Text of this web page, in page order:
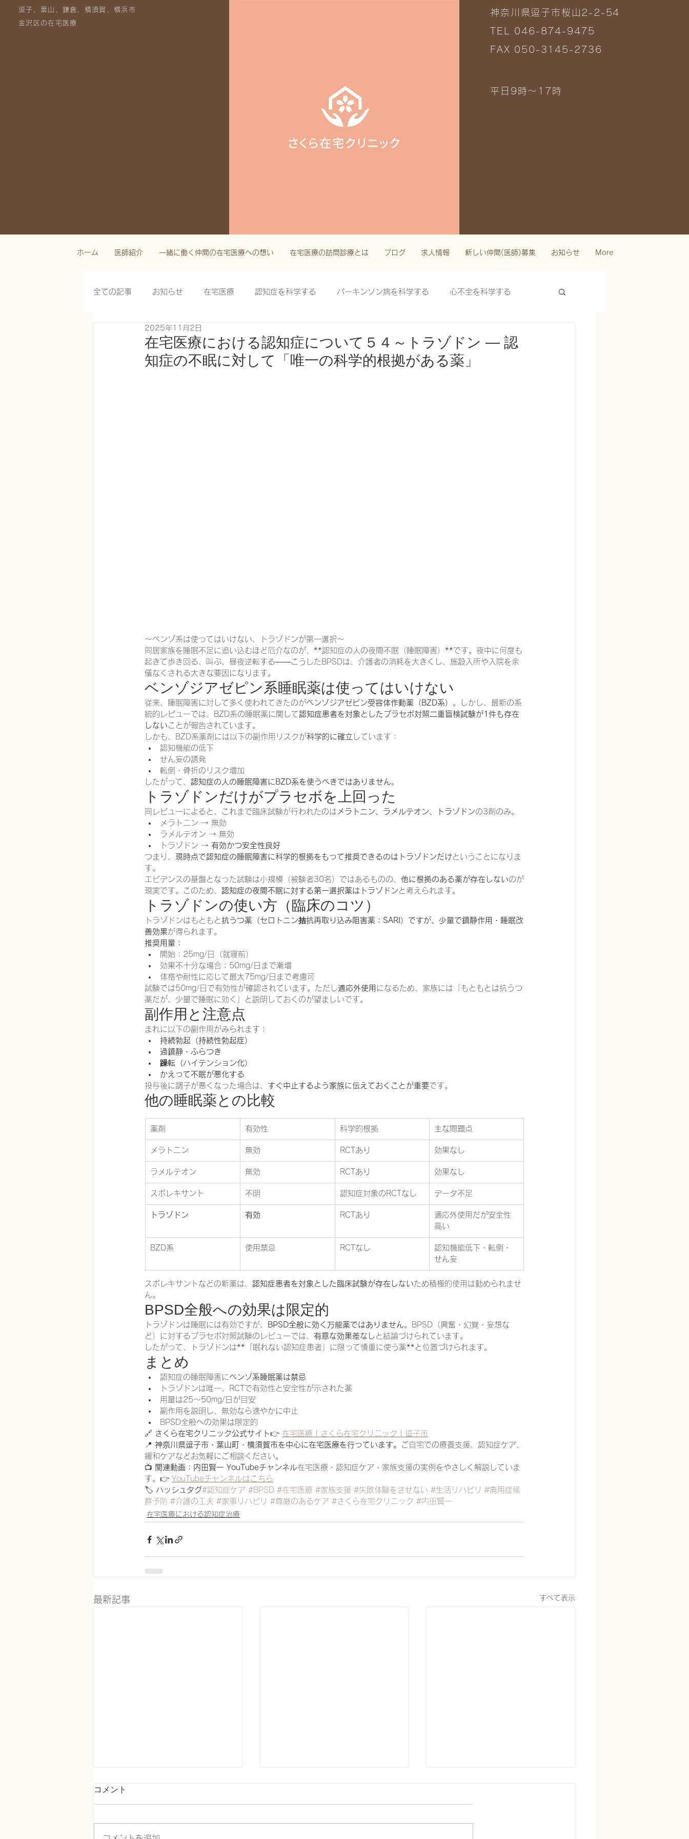
逗子、葉山、鎌倉、横須賀、横浜市
金沢区の在宅医療
神奈川県逗子市桜山2-2-54
TEL 046-874-9475
FAX 050-3145-2736
平日9時～17時
ホーム 医師紹介 一緒に働く仲間の在宅医療への想い 在宅医療の訪問診療とは ブログ 求人情報 新しい仲間(医師)募集 お知らせ More
全ての記事 お知らせ 在宅医療 認知症を科学する パーキンソン病を科学する 心不全を科学する
栄養管理を科学する
在宅医療における認知症について５４～トラゾドン ― 認
知症の不眠に対して「唯一の科学的根拠がある薬」
2025年11月2日
〜ベンゾ系は使ってはいけない、トラゾドンが第一選択〜
同居家族を睡眠不足に追い込むほど厄介なのが、**認知症の人の夜間不眠（睡眠障害）**です。夜中に何度も
起きて歩き回る、叫ぶ、昼夜逆転する——こうしたBPSDは、介護者の消耗を大きくし、施設入所や入院を余
儀なくされる大きな要因になります。
ベンゾジアゼピン系睡眠薬は使ってはいけない
従来、睡眠障害に対して多く使われてきたのがベンゾジアゼピン受容体作動薬（BZD系） 。しかし、最新の系
統的レビューでは、BZD系の睡眠薬に関して認知症患者を対象としたプラセボ対照二重盲検試験が1件も存在
しない ことが報告されています。
しかも、BZD系薬剤には以下の副作用リスクが科学的に確立 しています：
認知機能の低下
せん妄の誘発
転倒・骨折のリスク増加
したがって、 認知症の人の睡眠障害にBZD系を使うべきではありません。
トラゾドンだけがプラセボを上回った
同レビューによると、これまで臨床試験が行われたのは メラトニン、ラメルテオン、トラゾドンの3剤のみ。
メラトニン → 無効
ラメルテオン → 無効
トラゾドン → 有効かつ安全性良好
つまり、 現時点で認知症の睡眠障害に科学的根拠をもって推奨できるのはトラゾドンだけということになりま
す。
エビデンスの基盤となった試験は小規模（被験者30名）ではあるものの、 他に根拠のある薬が存在しないのが
現実です。このため、 認知症の夜間不眠に対する第一選択薬はトラゾドン と考えられます。
トラゾドンの使い方（臨床のコツ）
トラゾドンはもともと抗うつ薬（セロトニン拮抗再取り込み阻害薬：SARI）ですが、少量で鎮静作用・睡眠改
善効果が得られます。
推奨用量：
開始：25mg/日（就寝前）
効果不十分な場合：50mg/日まで漸増
体格や耐性に応じて最大75mg/日まで考慮可
試験では50mg/日で有効性が確認されています。ただし適応外使用 になるため、家族には「もともとは抗うつ
薬だが、少量で睡眠に効く」と説明しておくのが望ましいです。
副作用と注意点
まれに以下の副作用がみられます：
持続勃起（持続性勃起症）
過鎮静・ふらつき
躁転（ハイテンション化）
かえって不眠が悪化する
投与後に調子が悪くなった場合は、 すぐ中止するよう家族に伝えておくことが重要です。
他の睡眠薬との比較
薬剤 有効性 科学的根拠 主な問題点
メラトニン 無効 RCTあり 効果なし
ラメルテオン 無効 RCTあり 効果なし
スボレキサント 不明 認知症対象のRCTなし データ不足
トラゾドン 有効 RCTあり
適応外使用だが安全性
高い
BZD系 使用禁忌 RCTなし
認知機能低下・転倒・
せん妄
スボレキサントなどの新薬は、 認知症患者を対象とした臨床試験が存在しないため積極的使用は勧められませ
ん。
BPSD全般への効果は限定的
トラゾドンは睡眠には有効ですが、 BPSD全般に効く万能薬ではありません。BPSD（興奮・幻覚・妄想な
ど）に対するプラセボ対照試験のレビューでは、 有意な効果差なし と結論づけられています。
したがって、トラゾドンは**「眠れない認知症患者」に限って慎重に使う薬**と位置づけられます。
まとめ
認知症の睡眠障害に ベンゾ系睡眠薬は禁忌
トラゾドンは唯一、RCTで有効性と安全性が示された薬
用量は25〜50mg/日が目安
副作用を説明し、無効なら速やかに中止
BPSD全般への効果は限定的
🔗 さくら在宅クリニック公式サイト👉 在宅医療 | さくら在宅クリニック | 逗子市
📍 神奈川県逗子市・葉山町・横須賀市を中心に在宅医療を行っています。
ご自宅での療養支援、認知症ケア、
緩和ケアなどお気軽にご相談ください。
📺 関連動画：内田賢一 YouTubeチャンネル在宅医療・認知症ケア・家族支援の実例をやさしく解説していま
す。👉 YouTubeチャンネルはこちら
🏷 ハッシュタグ#認知症ケア #BPSD #在宅医療 #家族支援 #失敗体験をさせない #生活リハビリ #廃用症候
群予防 #介護の工夫 #家事リハビリ #尊厳のあるケア #さくら在宅クリニック #内田賢一
在宅医療における認知症治療
最新記事 すべて表示
コメント